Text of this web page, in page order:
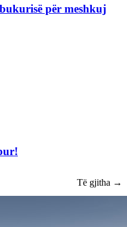
për meshkuj
Të gjitha →